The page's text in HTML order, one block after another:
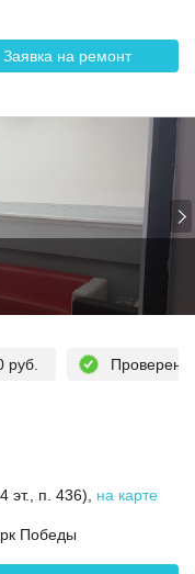
Заявка на ремонт
руб. Проверен
эт., п. 436) на карте
Победы